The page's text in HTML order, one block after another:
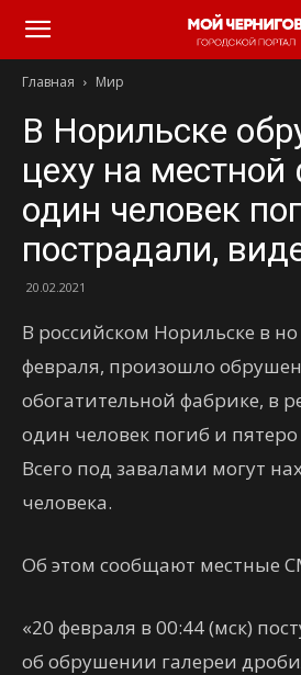
Главная Мир
В Норильске
цеху на местной
один человек
пострадали,
20.02.2021
В российском Норильске в но
февраля, произошло
обогатительной фабрике, в
один человек погиб и
Всего под завалами могут
человека.
Об этом сообщают местные
«20 февраля в 00:44 (мск)
об обрушении галереи